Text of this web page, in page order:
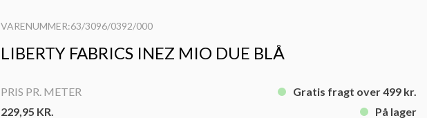
VARENUMMER:63/3096/0392/000
LIBERTY FABRICS INEZ MIO DUE BLÅ
PRIS PR. METER
229,95 KR.
Gratis fragt over 499 kr.
På lager